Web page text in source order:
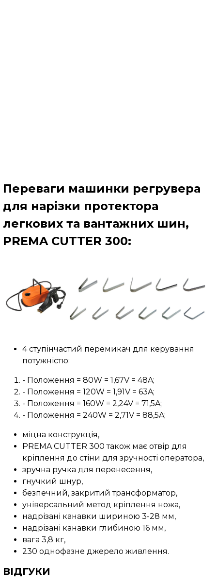
Переваги машинки регрувера
для нарізки протектора
легкових та вантажних шин,
PREMA CUTTER 300:
4 ступінчастий перемикач для керування
потужністю:
- Положення = 80W = 1,67V = 48A;
- Положення = 120W = 1,91V = 63A;
- Положення = 160W = 2,24V = 71,5A;
- Положення = 240W = 2,71V = 88,5A;
міцна конструкція,
PREMA CUTTER 300 також має отвір для
кріплення до стіни для зручності оператора,
зручна ручка для перенесення,
гнучкий шнур,
безпечний, закритий трансформатор,
універсальний метод кріплення ножа,
надрізані канавки шириною 3-28 мм,
надрізані канавки глибиною 16 мм,
вага 3,8 кг,
230 однофазне джерело живлення.
ВІДГУКИ